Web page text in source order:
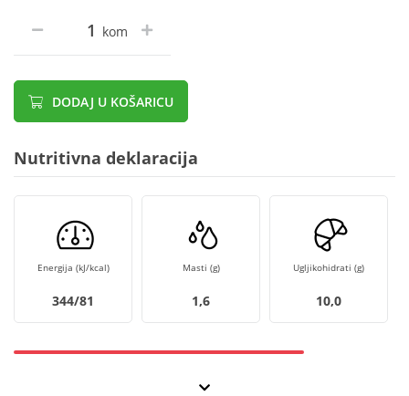
kom
DODAJ U KOŠARICU
Nutritivna deklaracija
Energija (kJ/kcal)
344/81
Masti (g)
1,6
Ugljikohidrati (g)
10,0